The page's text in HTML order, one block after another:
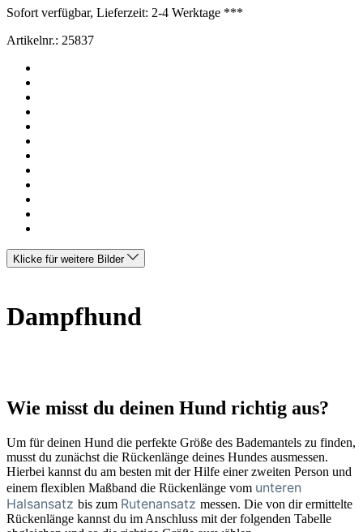
Sofort verfügbar, Lieferzeit: 2-4 Werktage ***
Artikelnr.: 25837
Klicke für weitere Bilder
Dampfhund
Wie misst du deinen Hund richtig aus?
Um für deinen Hund die perfekte Größe des Bademantels zu finden,
musst du zunächst die Rückenlänge deines Hundes ausmessen.
Hierbei kannst du am besten mit der Hilfe einer zweiten Person und
einem flexiblen Maßband die Rückenlänge vom unteren
Halsansatz bis zum Rutenansatz messen. Die von dir ermittelte
Rückenlänge kannst du im Anschluss mit der folgenden Tabelle